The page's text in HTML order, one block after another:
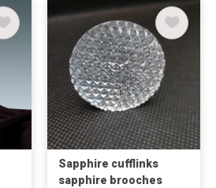
Sapphire cufflinks
sapphire brooches